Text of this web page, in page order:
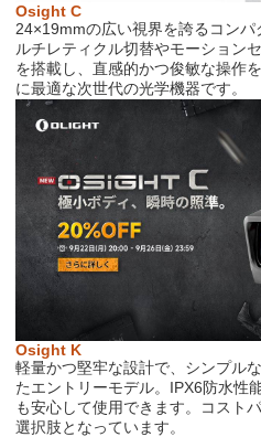
Osight C
24×19mmの広い視界を誇るコン
ルチレティクル切替やモーション
を搭載し、直感的かつ俊敏な操作
に最適な次世代の光学機器です。
Osight K
軽量かつ堅牢な設計で、シンプル
たエントリーモデル。 IPX6防水性
も安心して使用できます。コスト
選択肢となっています。